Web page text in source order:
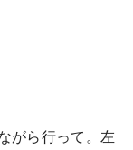
がら行って。左